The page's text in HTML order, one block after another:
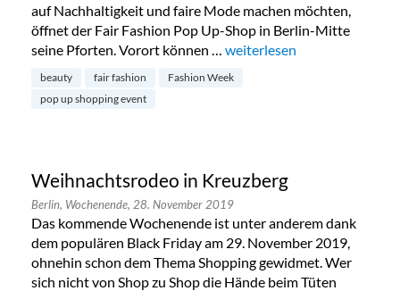
auf Nachhaltigkeit und faire Mode machen möchten,
öffnet der Fair Fashion Pop Up-Shop in Berlin-Mitte
seine Pforten. Vorort können … „Fair Fashion Pop Up-Shop
weiterlesen
beauty fair fashion
Fashion Week
pop up shopping event
Weihnachtsrodeo in Kreuzberg
Berlin, Wochenende, 28. November 2019
Das kommende Wochenende ist unter anderem dank
dem populären Black Friday am 29. November 2019,
ohnehin schon dem Thema Shopping gewidmet. Wer
sich nicht von Shop zu Shop die Hände beim Tüten